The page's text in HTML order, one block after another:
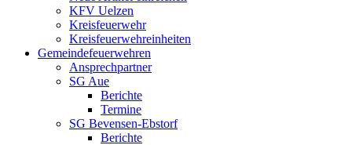
KFV Uelzen
Kreisfeuerwehr
Kreisfeuerwehreinheiten
Gemeindefeuerwehren
Ansprechpartner
SG Aue
Berichte
Termine
SG Bevensen-Ebstorf
Berichte